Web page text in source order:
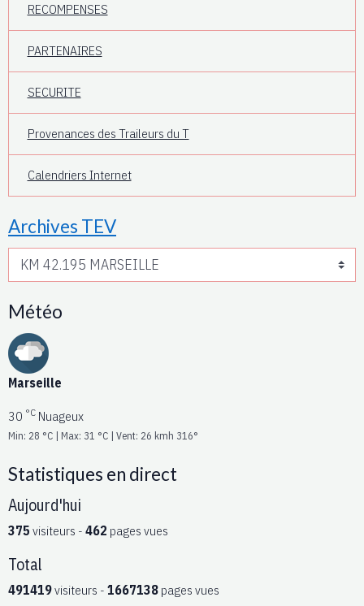
RECOMPENSES
PARTENAIRES
SECURITE
Provenances des Traileurs du T
Calendriers Internet
Archives TEV
Météo
Marseille
30 °C Nuageux
Min: 28 °C | Max: 31 °C | Vent: 26 kmh 316°
Statistiques en direct
Aujourd'hui
375 visiteurs - 462 pages vues
Total
491419visiteurs - 1667138 pages vues